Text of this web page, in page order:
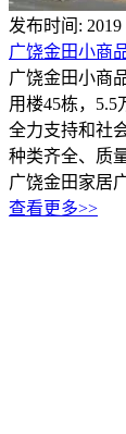
发布时间: 2019
广饶金田小商
广饶金田小商
用楼45栋，
全力支持和社
种类齐全、质
广饶金田家居
查看更多>>